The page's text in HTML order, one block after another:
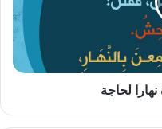
لحاجة